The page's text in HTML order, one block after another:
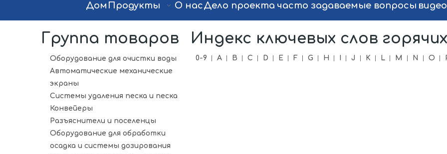
Дом Продукты О насДело проекта часто задаваемые вопросы видео
Группа товаров
Оборудование для очистки воды
Автоматические механические
экраны
Системы удаления песка и песка
Конвейеры
Разъяснители и поселенцы
Оборудование для обработки
осадка и системы дозирования
Индекс ключевых слов
0-9 A B C D E F G H J K L M N O